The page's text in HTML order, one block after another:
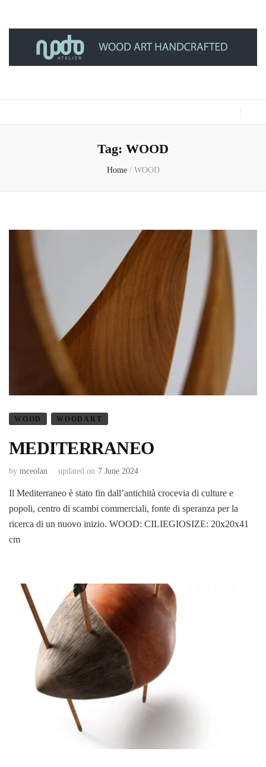
Tag: WOOD
Home / WOOD
WOOD WOODART
MEDITERRANEO
by mceolan updated on 7 June 2024
Il Mediterraneo è stato fin dall’antichità crocevia di culture e
popoli, centro di scambi commerciali, fonte di speranza per la
ricerca di un nuovo inizio. WOOD: CILIEGIOSIZE: 20x20x41
cm